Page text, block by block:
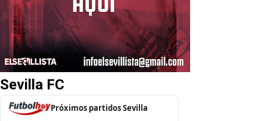
Sevilla FC